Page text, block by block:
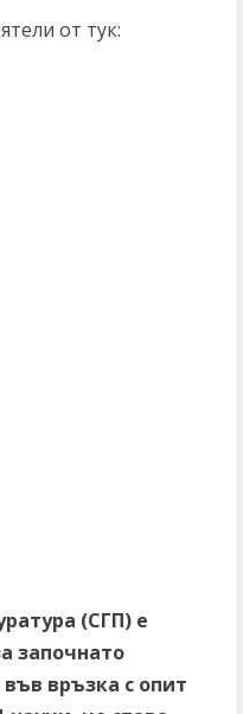
от тук:
(СГП) е
започнато
връзка с опит